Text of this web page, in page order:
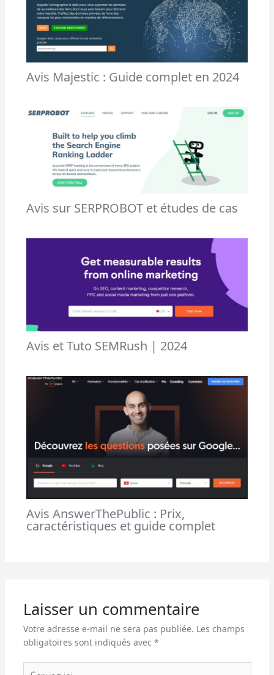
Avis Majestic : Guide complet en 2024
Avis sur SERPROBOT et études de cas
Avis et Tuto SEMRush | 2024
Avis AnswerThePublic : Prix,
caractéristiques et guide complet
Laisser un commentaire
Votre adresse e-mail ne sera pas publiée. Les champs
obligatoires sont indiqués avec *
Écrivez